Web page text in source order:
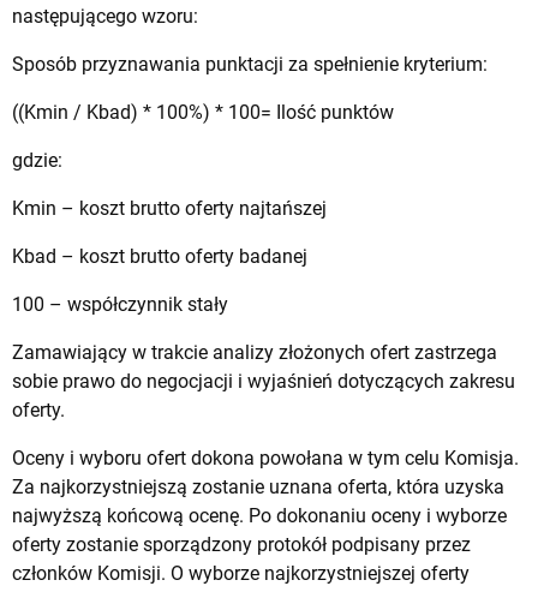
następującego wzoru:
Sposób przyznawania punktacji za spełnienie kryterium:
((Kmin / Kbad) * 100%) * 100= Ilość punktów
gdzie:
Kmin – koszt brutto oferty najtańszej
Kbad – koszt brutto oferty badanej
100 – współczynnik stały
Zamawiający w trakcie analizy złożonych ofert zastrzega
sobie prawo do negocjacji i wyjaśnień dotyczących zakresu
oferty.
Oceny i wyboru ofert dokona powołana w tym celu Komisja.
Za najkorzystniejszą zostanie uznana oferta, która uzyska
najwyższą końcową ocenę. Po dokonaniu oceny i wyborze
oferty zostanie sporządzony protokół podpisany przez
członków Komisji. O wyborze najkorzystniejszej oferty